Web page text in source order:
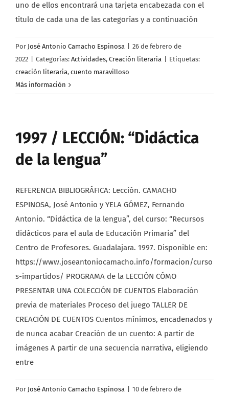
uno de ellos encontrará una tarjeta encabezada con el
título de cada una de las categorías y a continuación
Por José Antonio Camacho Espinosa
26 de febrero de
2022
Categorías: Actividades, Creación literaria
Etiquetas:
creación literaria, cuento maravilloso
Más información
1997 / LECCIÓN: “Didáctica
de la lengua”
REFERENCIA BIBLIOGRÁFICA: Lección. CAMACHO
ESPINOSA, José Antonio y YELA GÓMEZ, Fernando
Antonio. “Didáctica de la lengua”, del curso: “Recursos
didácticos para el aula de Educación Primaria” del
Centro de Profesores. Guadalajara. 1997. Disponible en:
https://www.joseantoniocamacho.info/formacion/curso
s-impartidos/ PROGRAMA de la LECCIÓN CÓMO
PRESENTAR UNA COLECCIÓN DE CUENTOS Elaboración
previa de materiales Proceso del juego TALLER DE
CREACIÓN DE CUENTOS Cuentos mínimos, encadenados y
de nunca acabar Creación de un cuento: A partir de
imágenes A partir de una secuencia narrativa, eligiendo
entre
Por José Antonio Camacho Espinosa
10 de febrero de